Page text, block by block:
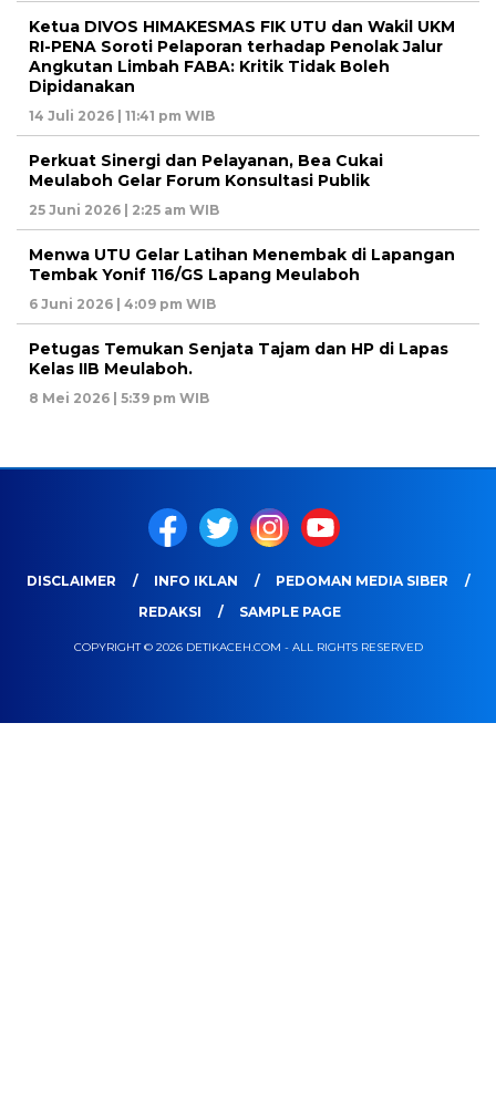
Ketua DIVOS HIMAKESMAS FIK UTU dan Wakil UKM
RI-PENA Soroti Pelaporan terhadap Penolak Jalur
Angkutan Limbah FABA: Kritik Tidak Boleh
Dipidanakan
14 Juli 2026 | 11:41 pm WIB
Perkuat Sinergi dan Pelayanan, Bea Cukai
Meulaboh Gelar Forum Konsultasi Publik
25 Juni 2026 | 2:25 am WIB
Menwa UTU Gelar Latihan Menembak di Lapangan
Tembak Yonif 116/GS Lapang Meulaboh
6 Juni 2026 | 4:09 pm WIB
Petugas Temukan Senjata Tajam dan HP di Lapas
Kelas IIB Meulaboh.
8 Mei 2026 | 5:39 pm WIB
DISCLAIMER INFO IKLAN
PEDOMAN MEDIA SIBER
REDAKSI
SAMPLE PAGE
COPYRIGHT © 2026 DETIKACEH.COM - ALL RIGHTS RESERVED